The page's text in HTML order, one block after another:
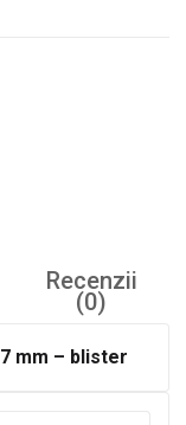
Recenzii
(0)
mm – blister